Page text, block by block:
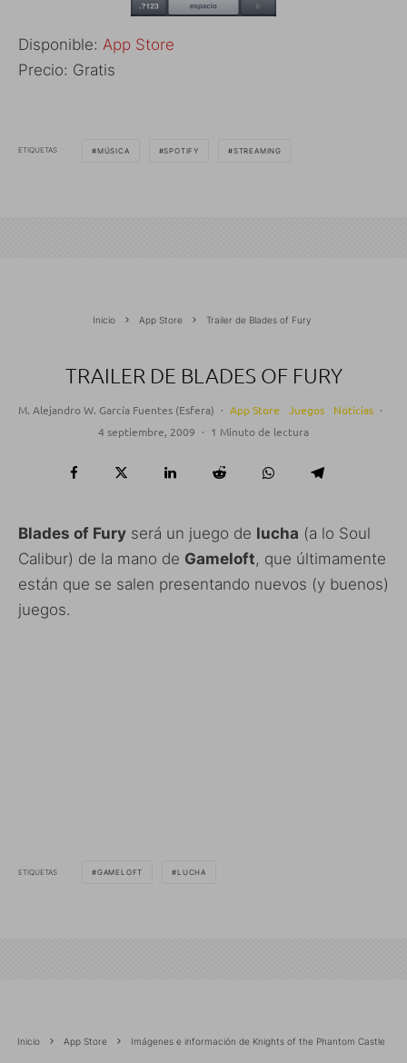
Disponible: App Store
Precio: Gratis
ETIQUETAS MÚSICA SPOTIFY STREAMING
Inicio App Store Trailer de Blades of Fury
TRAILER DE BLADES OF FURY
M. Alejandro W. García Fuentes (Esfera) · App Store Juegos Noticias ·
4 septiembre, 2009 · 1 Minuto de lectura
Blades of Fury será un juego de lucha (a lo Soul
Calibur) de la mano de Gameloft, que últimamente
están que se salen presentando nuevos (y buenos)
juegos.
ETIQUETAS GAMELOFT LUCHA
Inicio App Store Imágenes e información de Knights of the Phantom Castle